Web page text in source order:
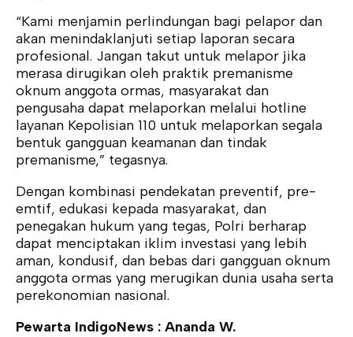
“Kami menjamin perlindungan bagi pelapor dan
akan menindaklanjuti setiap laporan secara
profesional. Jangan takut untuk melapor jika
merasa dirugikan oleh praktik premanisme
oknum anggota ormas, masyarakat dan
pengusaha dapat melaporkan melalui hotline
layanan Kepolisian 110 untuk melaporkan segala
bentuk gangguan keamanan dan tindak
premanisme,” tegasnya.
Dengan kombinasi pendekatan preventif, pre-
emtif, edukasi kepada masyarakat, dan
penegakan hukum yang tegas, Polri berharap
dapat menciptakan iklim investasi yang lebih
aman, kondusif, dan bebas dari gangguan oknum
anggota ormas yang merugikan dunia usaha serta
perekonomian nasional.
Pewarta IndigoNews : Ananda W.